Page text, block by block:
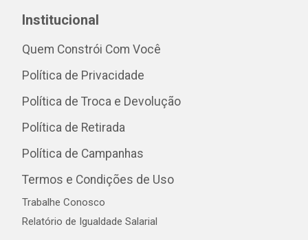
Institucional
Quem Constrói Com Você
Política de Privacidade
Política de Troca e Devolução
Política de Retirada
Política de Campanhas
Termos e Condições de Uso
Trabalhe Conosco
Relatório de Igualdade Salarial